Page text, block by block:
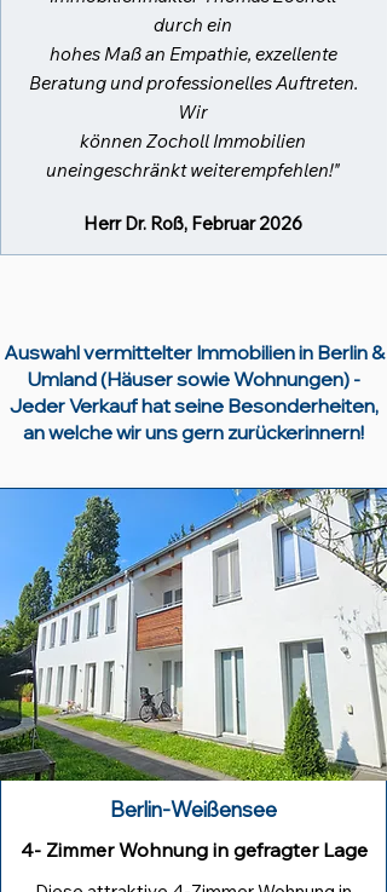
durch ein
hohes Maß an Empathie, exzellente
Beratung und professionelles Auftreten.
Wir
können Zocholl Immobilien
uneingeschränkt weiterempfehlen!"
Herr Dr. Roß, Februar 2026
Auswahl vermittelter Immobilien in Berlin &
Umland (Häuser sowie Wohnungen) -
Jeder Verkauf hat seine Besonderheiten,
an welche wir uns gern zurückerinnern!
Berlin-Weißensee
4- Zimmer Wohnung in gefragter Lage